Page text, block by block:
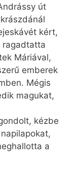
út
kért,
ragadtatta
Máriával,
emberek
Mégis
magukat,
kézbe
a